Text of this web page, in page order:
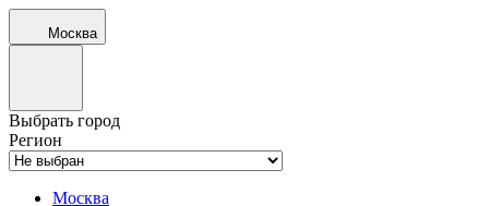
Москва
Выбрать город
Регион
Москва